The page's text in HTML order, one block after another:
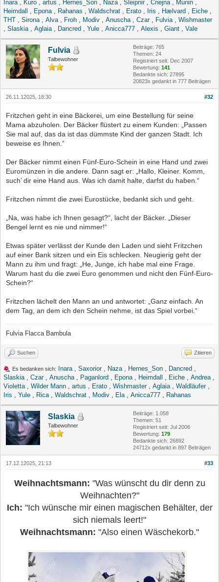
Inara, Kuro , artus , Hernes_Son , Naza, Sleipnir, Cnejna, Munin ,
Heimdall
, Epona, Rahanas , Waldschrat , Erato , Iris , Hælvard , Eiche ,
THT , Sirona, Alva, Froh , Modiv , Anuscha, Czar, Fulvia, Wishmaster
, Slaskia, Aglaia, Dancred , Yule , Anicca777 , Alexis , Giant , Vale
Fulvia
Talbewohner
Beiträge: 765
Themen: 24
Registriert seit: Dec 2007
Bewertung: 141
Bedankte sich: 27895
20823x gedankt in 777 Beiträgen
#32
26.11.12025, 18:30
Fritzchen geht in eine Bäckerei, um eine Bestellung für seine
Mama abzuholen. Der Bäcker flüstert zu einem Kunden: „Passen
Sie mal auf, das da ist das dümmste Kind der ganzen Stadt. Ich
beweise es Ihnen.“
Der Bäcker nimmt einen Fünf-Euro-Schein in eine Hand und zwei
Euromünzen in die andere. Dann sagt er: „Hallo, Kleiner. Komm,
such’ dir eine Hand aus. Was ich damit halte, darfst du haben.“
Fritzchen nimmt die zwei Eurostücke, bedankt sich und geht.
„Na, was habe ich Ihnen gesagt?“, lacht der Bäcker. „Dieser
Bengel lernt es nie und nimmer!“
Etwas später verlässt der Kunde den Laden und sieht Fritzchen
auf einer Bank sitzen und ein Eis schlecken. Neugierig geht der
Mann zu ihm und fragt: „He, Junge, ich habe mal eine Frage.
Warum hast du die zwei Euro genommen und nicht den Fünf-Euro-
Schein?“
Fritzchen lächelt den Mann an und antwortet: „Ganz einfach. An
dem Tag, an dem ich den Schein nehme, ist das Spiel vorbei.“
Fulvia Flacca Bambula
Suchen Zitieren
Es bedanken sich: Inara, Saxorior, Naza, Hernes_Son , Dancred ,
Slaskia, Czar, Anuscha, Paganlord , Epona, Heimdall , Eiche , Andrea,
Violetta, Wilder Mann , artus , Erato , Wishmaster, Aglaia, Waldläufer,
Iris , Yule , Rica, Waldschrat , Modiv , Ela, Anicca777 , Rahanas
Slaskia
Talbewohner
Beiträge: 1.058
Themen: 51
Registriert seit: Jul 2006
Bewertung: 179
Bedankte sich: 26892
24712x gedankt in 897 Beiträgen
#33
17.12.12025, 21:13
Weihnachtsmann: "Was wünscht du dir denn zu
Weihnachten?"
Ich: "Ich wünsche mir einen magischen Behälter, der
sich niemals leert!"
Weihnachtsmann: "Also einen Wäschekorb."